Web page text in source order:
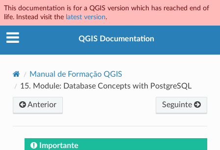
This documentation is for a QGIS version which has reached end of
life. Instead visit the latest version.
QGIS Documentation
Manual de Formação QGIS
15. Module: Database Concepts with PostgreSQL
Anterior Seguinte
Importante